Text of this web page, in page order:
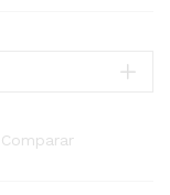
Comparar